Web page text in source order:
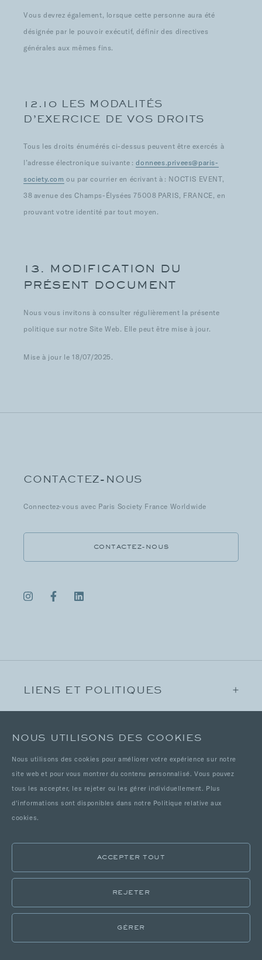
Vous devrez également, lorsque cette personne aura été
désignée par le pouvoir exécutif, définir des directives
générales aux mêmes fins.
12.10 LES MODALITÉS
D’EXERCICE DE VOS DROITS
Tous les droits énumérés ci-dessus peuvent être exercés à
l’adresse électronique suivante :donnees.privees@paris-
society.com ou par courrier en écrivant à : NOCTIS EVENT,
38 avenue des Champs-Élysées 75008 PARIS, FRANCE, en
prouvant votre identité par tout moyen.
13. MODIFICATION DU
PRÉSENT DOCUMENT
Nous vous invitons à consulter régulièrement la présente
politique sur notre Site Web. Elle peut être mise à jour.
Mise à jour le 18/07/2025.
CONTACTEZ-NOUS
Connectez-vous avec Paris Society France Worldwide
CONTACTEZ-NOUS
LIENS ET POLITIQUES
RÉALISÉ PAR THE HIDEOUT
LOCALISATIONS CATALOGUE
NOUS UTILISONS DES COOKIES
Nous utilisons des cookies pour améliorer votre expérience sur notre
site web et pour vous montrer du contenu personnalisé. Vous pouvez
tous les accepter, les rejeter ou les gérer individuellement. Plus
d'informations sont disponibles dans notre Politique relative aux
cookies.
ACCEPTER TOUT
REJETER
GÉRER